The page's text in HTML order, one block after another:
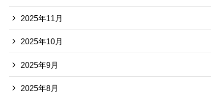
2025年11月
2025年10月
2025年9月
2025年8月